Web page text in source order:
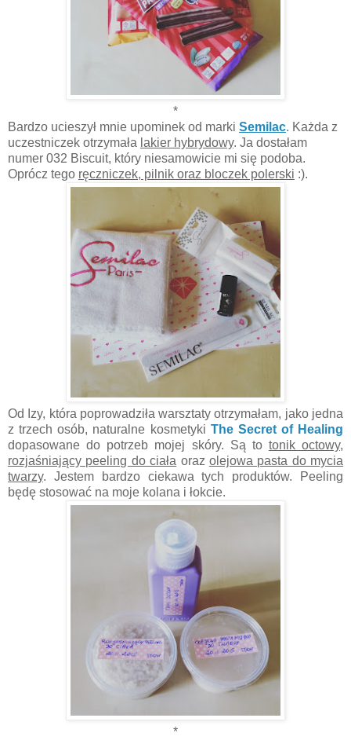
*
Bardzo ucieszył mnie upominek od marki Semilac. Każda z
uczestniczek otrzymała lakier hybrydowy. Ja dostałam
numer 032 Biscuit, który niesamowicie mi się podoba.
Oprócz tego ręczniczek, pilnik oraz bloczek polerski :).
Od Izy, która poprowadziła warsztaty otrzymałam, jako jedna
z trzech osób, naturalne kosmetyki The Secret of Healing
dopasowane do potrzeb mojej skóry. Są to tonik octowy,
rozjaśniający peeling do ciała oraz olejowa pasta do mycia
twarzy. Jestem bardzo ciekawa tych produktów. Peeling
będę stosować na moje kolana i łokcie.
*